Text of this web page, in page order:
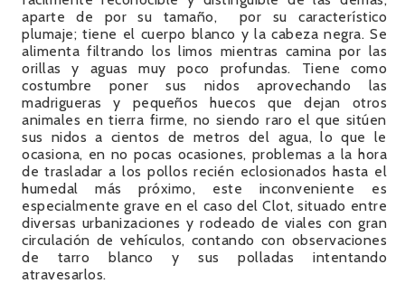
aparte de por su tamaño, por su característico
plumaje; tiene el cuerpo blanco y la cabeza negra. Se
alimenta filtrando los limos mientras camina por las
orillas y aguas muy poco profundas. Tiene como
costumbre poner sus nidos aprovechando las
madrigueras y pequeños huecos que dejan otros
animales en tierra firme, no siendo raro el que sitúen
sus nidos a cientos de metros del agua, lo que le
ocasiona, en no pocas ocasiones, problemas a la hora
de trasladar a los pollos recién eclosionados hasta el
humedal más próximo, este inconveniente es
especialmente grave en el caso del Clot, situado entre
diversas urbanizaciones y rodeado de viales con gran
circulación de vehículos, contando con observaciones
de tarro blanco y sus polladas intentando
atravesarlos.